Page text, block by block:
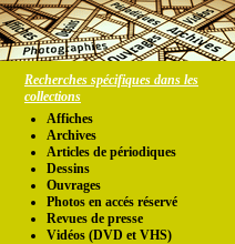
Recherches spécifiques dans les
collections
Affiches
Archives
Articles de périodiques
Dessins
Ouvrages
Photos en accés réservé
Revues de presse
Vidéos (DVD et VHS)